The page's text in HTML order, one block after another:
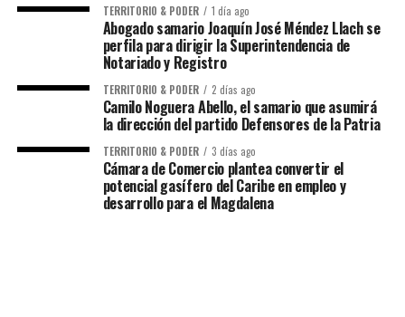
TERRITORIO & PODER 1 día ago
Abogado samario Joaquín José Méndez Llach se
perfila para dirigir la Superintendencia de
Notariado y Registro
TERRITORIO & PODER 2 días ago
Camilo Noguera Abello, el samario que asumirá
la dirección del partido Defensores de la Patria
TERRITORIO & PODER 3 días ago
Cámara de Comercio plantea convertir el
potencial gasífero del Caribe en empleo y
desarrollo para el Magdalena